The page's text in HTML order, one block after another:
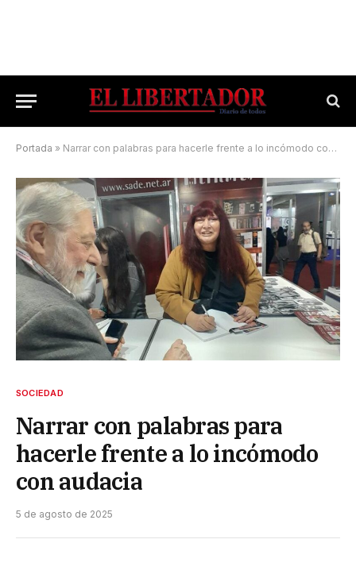
Portada » Narrar con palabras para hacerle frente a lo incómodo con audacia
SOCIEDAD
Narrar con palabras para
hacerle frente a lo incómodo
con audacia
5 de agosto de 2025